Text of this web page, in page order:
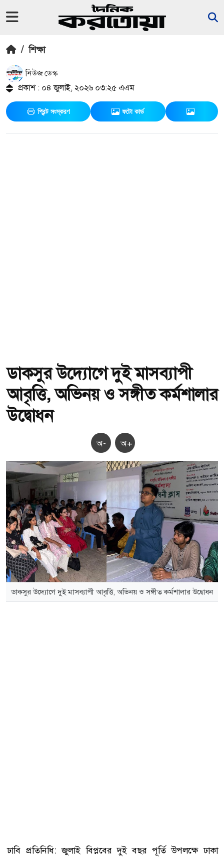
/ শিক্ষা
নিউজ ডেস্ক
প্রকাশ : ০৪ জুলাই, ২০২৬ ০৩:২৫ এএম
প্রিন্ট সংস্করণ ফটো কার্ড
ডাকসুর উদ্যোগে দুই মাসব্যাপী
আবৃত্তি, অভিনয় ও সঙ্গীত কর্মশালার
উদ্বোধন
অ- অ+
ডাকসুর উদ্যোগে দুই মাসব্যাপী আবৃত্তি, অভিনয় ও সঙ্গীত কর্মশালার উদ্বোধন
ঢাবি প্রতিনিধি: জুলাই বিপ্লবের দুই বছর পূর্তি উপলক্ষে ঢাকা